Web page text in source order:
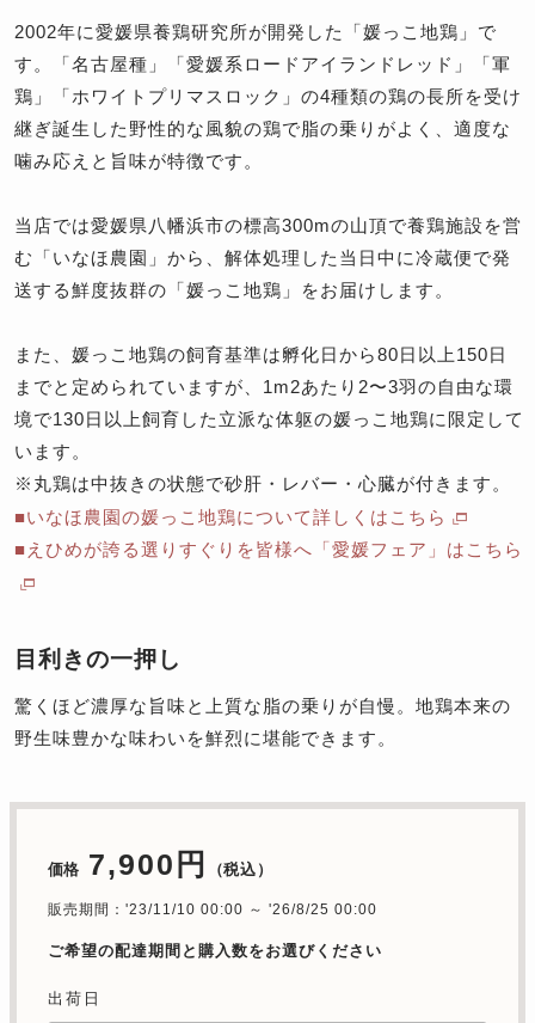
2002年に愛媛県養鶏研究所が開発した「媛っこ地鶏」で
す。「名古屋種」「愛媛系ロードアイランドレッド」「軍
鶏」「ホワイトプリマスロック」の4種類の鶏の長所を受け
継ぎ誕生した野性的な風貌の鶏で脂の乗りがよく、適度な
噛み応えと旨味が特徴です。
当店では愛媛県八幡浜市の標高300mの山頂で養鶏施設を営
む「いなほ農園」から、解体処理した当日中に冷蔵便で発
送する鮮度抜群の「媛っこ地鶏」をお届けします。
また、媛っこ地鶏の飼育基準は孵化日から80日以上150日
までと定められていますが、1m2あたり2〜3羽の自由な環
境で130日以上飼育した立派な体躯の媛っこ地鶏に限定して
います。
※丸鶏は中抜きの状態で砂肝・レバー・心臓が付きます。
■いなほ農園の媛っこ地鶏について詳しくはこちら
■えひめが誇る選りすぐりを皆様へ「愛媛フェア」はこちら
目利きの一押し
驚くほど濃厚な旨味と上質な脂の乗りが自慢。地鶏本来の
野生味豊かな味わいを鮮烈に堪能できます。
価格 7,900円 （税込）
販売期間：'23/11/10 00:00 ～ '26/8/25 00:00
ご希望の配達期間と購入数をお選びください
出荷日